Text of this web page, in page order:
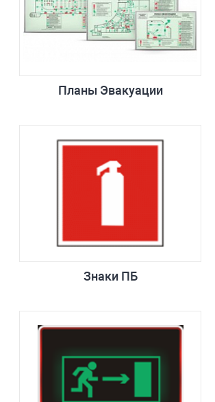
Планы Эвакуации
Знаки ПБ